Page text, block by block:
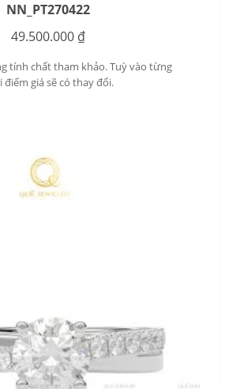
NN_PT270422
49.500.000 ₫
tính chất tham khảo. Tuỳ vào từng
điểm giá sẽ có thay đổi.